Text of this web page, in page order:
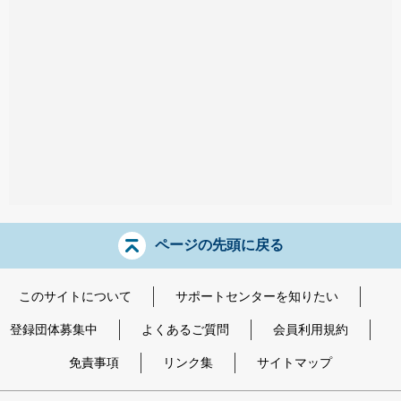
ページの先頭に戻る
このサイトについて サポートセンターを知りたい
登録団体募集中 よくあるご質問 会員利用規約
免責事項 リンク集 サイトマップ